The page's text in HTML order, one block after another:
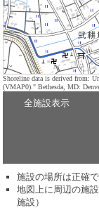
Shoreline data is derived from:
(VMAP0)." Bethesda, MD:
全施設表示
施設の場所は正確
地図上に周辺の施
施設）